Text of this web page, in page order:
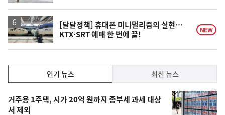
[달달정책] 휴대폰 미니멀리즘의 실현…
KTX·SRT 예매 한 번에 끝!
NEW
기,
최
인기 뉴스 최신 뉴스
기
뉴
거주용 1주택, 시가 20억 원까지 종부세 과세 대상
서 제외